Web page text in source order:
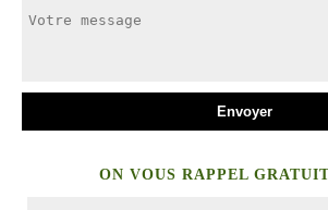
ON VOUS RAPPEL